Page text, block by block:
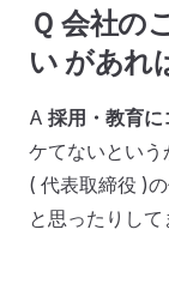
Ｑ 会社の
い があれ
A 採用・教育
ケてないとい
( 代表取締役 )
と思ったりして